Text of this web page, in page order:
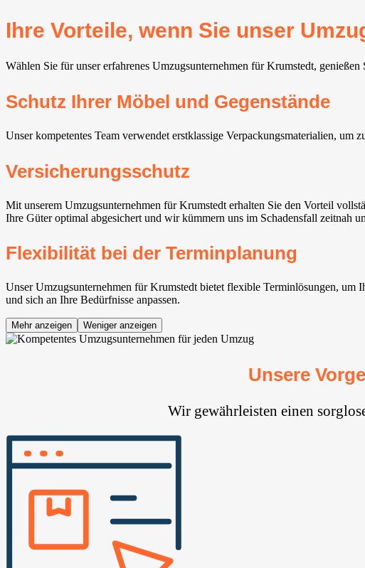
Ihre Vorteile, wenn Sie unser
Wählen Sie für unser erfahrenes Umzugsunternehmen für Krumstedt,
Schutz Ihrer Möbel und Gegenstände
Unser kompetentes Team verwendet erstklassige Verpackungsmaterialien,
Versicherungsschutz
Mit unserem Umzugsunternehmen für Krumstedt erhalten Sie den Vorteil
Ihre Güter optimal abgesichert und wir kümmern uns im Schadensfall zeitnah
Flexibilität bei der Terminplanung
Unser Umzugsunternehmen für Krumstedt bietet flexible Terminlösungen, um
und sich an Ihre Bedürfnisse anpassen.
Mehr anzeigen Weniger anzeigen
Unsere
Wir gewährleisten einen